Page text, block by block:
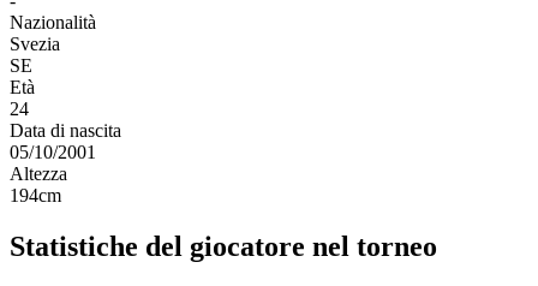
Nazionalità
Svezia
SE
Età
24
Data di nascita
05/10/2001
Altezza
194cm
Statistiche del giocatore nel torneo